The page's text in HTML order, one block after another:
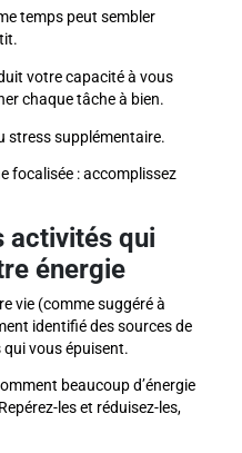
temps peut sembler
votre capacité à vous
chaque tâche à bien.
stress supplémentaire.
focalisée : accomplissez
activités qui
énergie
vie (comme suggéré à
identifié des sources de
vous épuisent.
beaucoup d’énergie
les et réduisez-les,